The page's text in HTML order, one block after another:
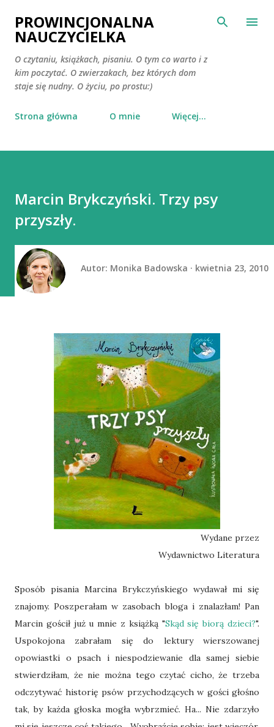
Przejdź do głównej zawartości
PROWINCJONALNA
NAUCZYCIELKA
O czytaniu, książkach, pisaniu. O tym co warto i z
kim poczytać. O zwierzakach, bez których dom
staje się nudny. O życiu, po prostu:)
Strona główna O mnie Więcej…
Marcin Brykczyński. Trzy psy
przyszły.
Autor: Monika Badowska kwietnia 23, 2010
Wydane przez
Wydawnictwo Literatura
Sposób pisania Marcina Brykczyńskiego wydawał mi się
znajomy. Poszperałam w zasobach bloga i znalazłam! Pan
Marcin gościł już u mnie z książką "Skąd się biorą dzieci?".
Uspokojona zabrałam się do lektury wierszowanej
opowiastki o psach i niespodziewanie dla samej siebie
stwierdziłam, że nie można tego czytać cicho, że trzeba
odczytywać historię psów przychodzących w gości głośno
tak, by każda głoska mogła wybrzmieć. Ha... Nie zdarzyło